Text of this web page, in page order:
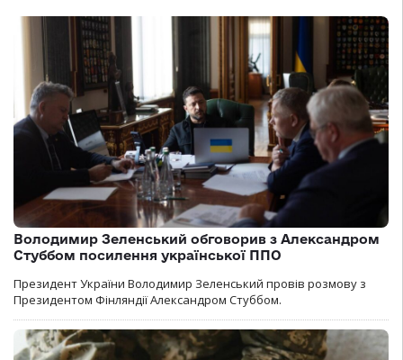
Володимир Зеленський обговорив з Александром
Стуббом посилення української ППО
Президент України Володимир Зеленський провів розмову з
Президентом Фінляндії Александром Стуббом.